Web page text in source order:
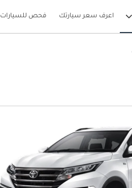
اعرف سعر سيارتك فحص للسيارات